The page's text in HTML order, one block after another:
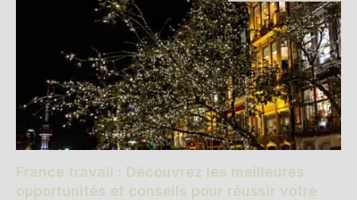
France travail : Découvrez les meilleures
opportunités et conseils pour réussir votre